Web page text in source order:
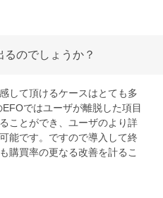
のでしょうか？
して頂けるケースはとても多
ではユーザが離脱した項目
ことができ、ユーザのより詳
能です。ですので導入して終
購買率の更なる改善を計るこ